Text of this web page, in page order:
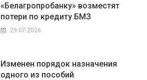
«Белагропробанку» возместят
потери по кредиту БМЗ
29.07.2026
Изменен порядок назначения
одного из пособий